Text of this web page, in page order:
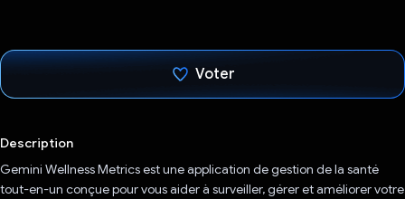
Voter
Description
Gemini Wellness Metrics est une application de gestion de la santé
tout-en-un conçue pour vous aider à surveiller, gérer et améliorer votre